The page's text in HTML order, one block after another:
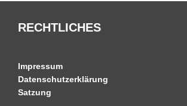
RECHTLICHES
Impressum
Datenschutzerklärung
Satzung